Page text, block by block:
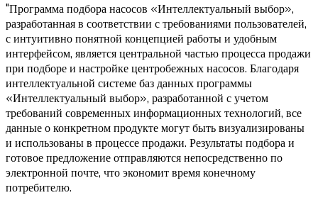
"Программа подбора насосов «Интеллектуальный выбор»,
разработанная в соответствии с требованиями пользователей,
с интуитивно понятной концепцией работы и удобным
интерфейсом, является центральной частью процесса продажи
при подборе и настройке центробежных насосов. Благодаря
интеллектуальной системе баз данных программы
«Интеллектуальный выбор», разработанной с учетом
требований современных информационных технологий, все
данные о конкретном продукте могут быть визуализированы
и использованы в процессе продажи. Результаты подбора и
готовое предложение отправляются непосредственно по
электронной почте, что экономит время конечному
потребителю.